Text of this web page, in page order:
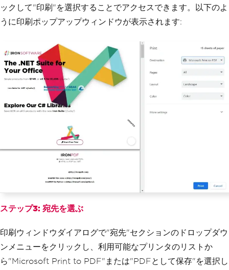
ックして"印刷"を選択することでアクセスできます。以下のよ
うに印刷ポップアップウィンドウが表示されます:
ステップ3: 宛先を選ぶ
印刷ウィンドウダイアログで"宛先"セクションのドロップダウ
ンメニューをクリックし、利用可能なプリンタのリストか
ら"Microsoft Print to PDF"または"PDFとして保存"を選択し